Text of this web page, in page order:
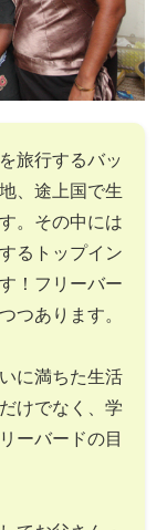
旅行するバッ
、途上国で生
。その中には
るトップイン
！フリーバー
つあります。
に満ちた生活
けでなく、学
ーバードの目